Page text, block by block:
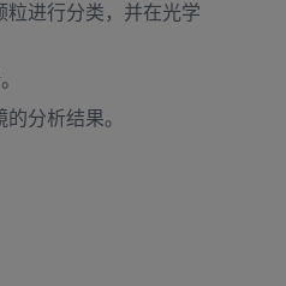
进行分类，并在光学
分析结果。